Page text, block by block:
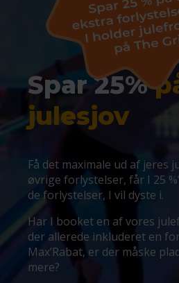
Spar 25%
julesjov
Få det maximale ud af jeres
øvrige forlystelser, får I 25
de forlystelser, I vil dyste i.
Har I booket en af vores
der allerede inkluderet en
Max’Rabat, er der måske
mere?